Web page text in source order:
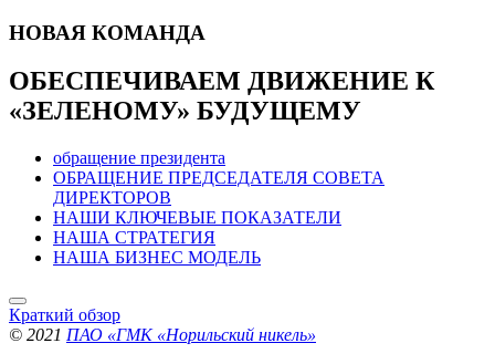
НОВАЯ КОМАНДА
ОБЕСПЕЧИВАЕМ ДВИЖЕНИЕ К
«ЗЕЛЕНОМУ» БУДУЩЕМУ
обращение президента
ОБРАЩЕНИЕ ПРЕДСЕДАТЕЛЯ СОВЕТА
ДИРЕКТОРОВ
НАШИ КЛЮЧЕВЫЕ ПОКАЗАТЕЛИ
НАША СТРАТЕГИЯ
НАША БИЗНЕС МОДЕЛЬ
Краткий обзор
© 2021 ПАО «ГМК «Норильский никель»